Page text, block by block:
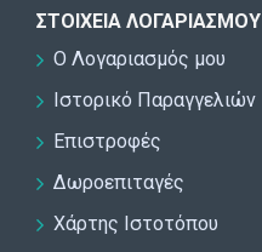
ΣΤΟΙΧΕΊΑ ΛΟΓΑΡΙΑΣΜΟΎ
Ο Λογαριασμός μου
Ιστορικό Παραγγελιών
Επιστροφές
Δωροεπιταγές
Χάρτης Ιστοτόπου